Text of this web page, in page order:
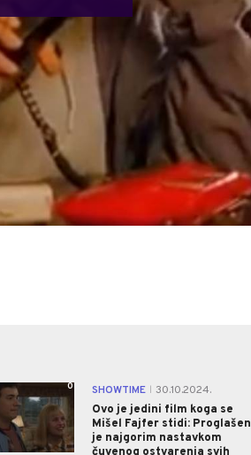
0 SHOWTIME
30.10.2024.
Ovo je jedini film koga se
Mišel Fajfer stidi: Proglašen
je najgorim nastavkom